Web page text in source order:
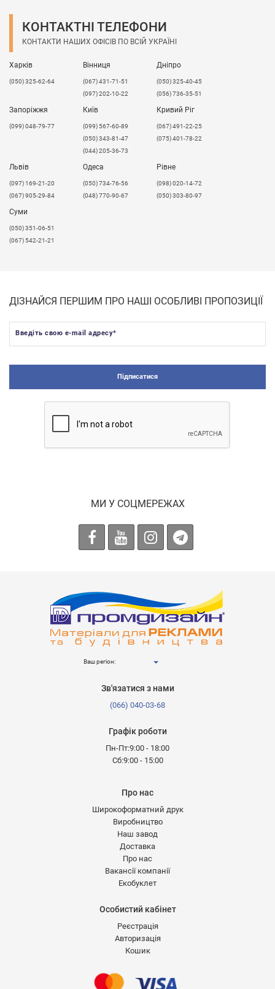
КОНТАКТНІ ТЕЛЕФОНИ
КОНТАКТИ НАШИХ ОФІСІВ ПО ВСІЙ УКРАЇНІ
Харків
(050) 325-62-64
Вінниця
(067) 431-71-51
(097) 202-10-22
Дніпро
(050) 325-40-45
(056) 736-35-51
Запоріжжя
(099) 048-79-77
Київ
(099) 567-60-89
(050) 343-81-47
(044) 205-36-73
Кривий Ріг
(067) 491-22-25
(075) 401-78-22
Львів
​(097) 169-21-20
(067) 905-29-84
Одеса
(050) 734-76-56
(048) 770-90-67
Рівне
(098) 020-14-72
(050) 303-80-97
Суми
(050) 351-06-51
(067) 542-21-21
ДІЗНАЙСЯ ПЕРШИМ ПРО НАШІ ОСОБЛИВІ ПРОПОЗИЦІЇ
Введіть свою e-mail адресу*
Підписатися
МИ У СОЦМЕРЕЖАХ
Ваш регіон:
Зв'язатися з нами
(066) 040-03-68
Графік роботи
Пн-Пт:9:00 - 18:00
Сб:9:00 - 15:00
Про нас
Широкоформатний друк
Виробництво
Наш завод
Доставка
Про нас
Вакансії компанії
Екобуклет
Особистий кабінет
Реєстрація
Авторизація
Кошик